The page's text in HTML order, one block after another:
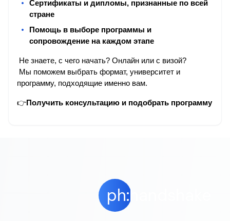
Сертификаты и дипломы, признанные по всей
стране
Помощь в выборе программы и
сопровождение на каждом этапе
Не знаете, с чего начать? Онлайн или с визой?
программу, подходящие именно вам.
👉Получить консультацию и подобрать программу
ph:handshake